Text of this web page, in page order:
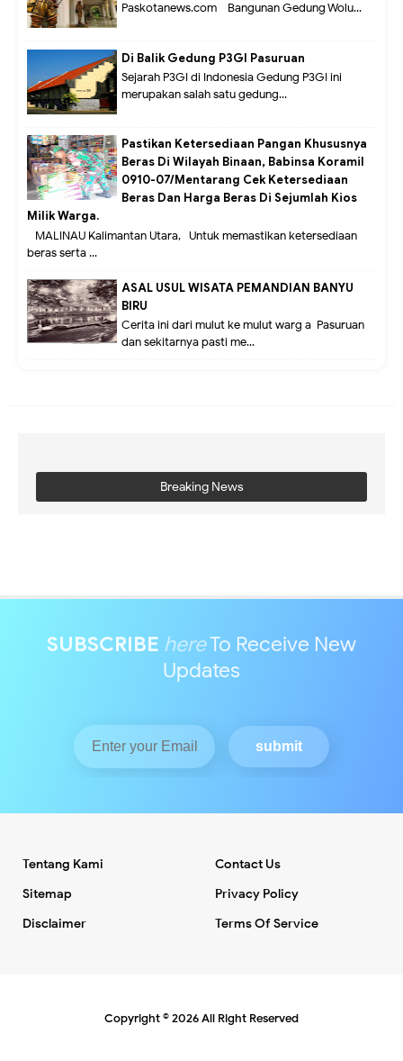
Paskotanews.com - Bangunan Gedung Wolu...
Di Balik Gedung P3GI Pasuruan
Sejarah P3GI di Indonesia Gedung P3GI ini
merupakan salah satu gedung...
Pastikan Ketersediaan Pangan Khususnya
Beras Di Wilayah Binaan, Babinsa Koramil
0910-07/Mentarang Cek Ketersediaan
Beras Dan Harga Beras Di Sejumlah Kios
Milik Warga.
MALINAU Kalimantan Utara,- Untuk memastikan ketersediaan
beras serta ...
ASAL USUL WISATA PEMANDIAN BANYU
BIRU
Cerita ini dari mulut ke mulut warg a Pasuruan
dan sekitarnya pasti me...
Breaking News
SUBSCRIBE hereTo Receive New
Updates
Tentang Kami
Contact Us
Sitemap
Privacy Policy
Disclaimer
Terms Of Service
Copyright ©2026All Right Reserved